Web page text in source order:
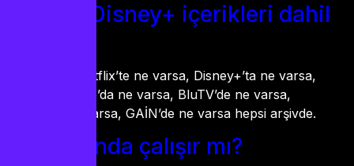
Netflix, Disney+ içerikleri dahil
Evet, dahil. Netflix’te ne varsa, Disney+’ta ne varsa,
Amazon Prime’da ne varsa, BluTV’de ne varsa,
Exxen’de ne varsa, GAİN’de ne varsa hepsi arşivde.
Yurt dışında çalışır mı?